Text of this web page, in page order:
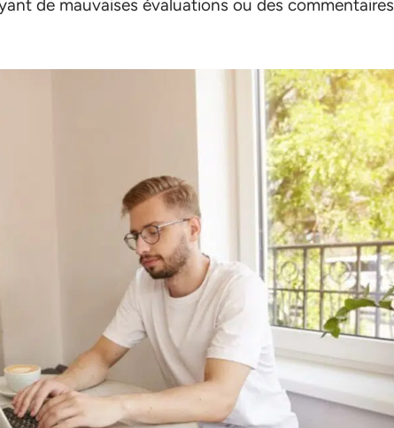
de mauvaises évaluations ou des commentaires